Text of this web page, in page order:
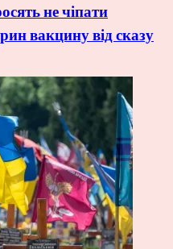
не чіпати
вакцину від сказу